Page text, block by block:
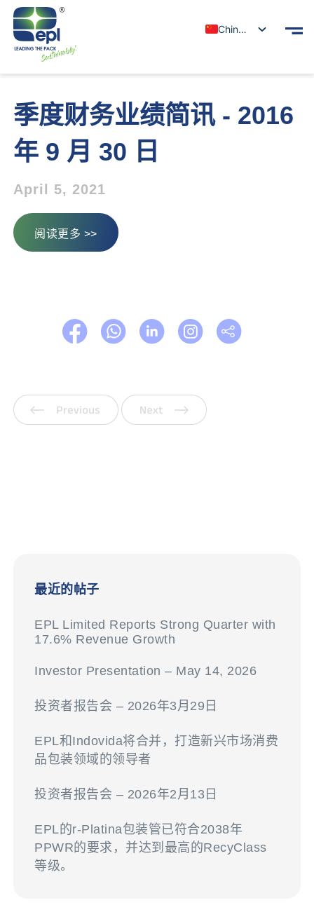
Chinese
季度财务业绩简讯 - 2016
年 9 月 30 日
April 5, 2021
阅读更多 >>
上一页
最近的帖子
EPL Limited Reports Strong Quarter with
17.6% Revenue Growth
Investor Presentation – May 14, 2026
投资者报告会 – 2026年3月29日
EPL和Indovida将合并，打造新兴市场消费
品包装领域的领导者
投资者报告会 – 2026年2月13日
EPL的r-Platina包装管已符合2038年
PPWR的要求，并达到最高的RecyClass
等级。